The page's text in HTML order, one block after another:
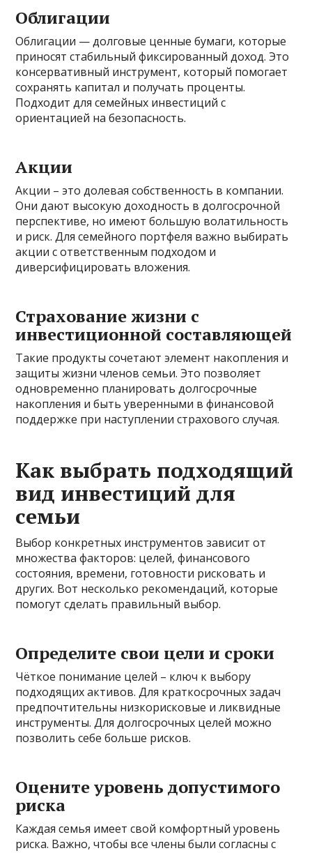
Облигации
Облигации — долговые ценные бумаги, которые
приносят стабильный фиксированный доход. Это
консервативный инструмент, который помогает
сохранять капитал и получать проценты.
Подходит для семейных инвестиций с
ориентацией на безопасность.
Акции
Акции – это долевая собственность в компании.
Они дают высокую доходность в долгосрочной
перспективе, но имеют большую волатильность
и риск. Для семейного портфеля важно выбирать
акции с ответственным подходом и
диверсифицировать вложения.
Страхование жизни с
инвестиционной составляющей
Такие продукты сочетают элемент накопления и
защиты жизни членов семьи. Это позволяет
одновременно планировать долгосрочные
накопления и быть уверенными в финансовой
поддержке при наступлении страхового случая.
Как выбрать подходящий
вид инвестиций для
семьи
Выбор конкретных инструментов зависит от
множества факторов: целей, финансового
состояния, времени, готовности рисковать и
других. Вот несколько рекомендаций, которые
помогут сделать правильный выбор.
Определите свои цели и сроки
Чёткое понимание целей – ключ к выбору
подходящих активов. Для краткосрочных задач
предпочтительны низкорисковые и ликвидные
инструменты. Для долгосрочных целей можно
позволить себе больше рисков.
Оцените уровень допустимого
риска
Каждая семья имеет свой комфортный уровень
риска. Важно, чтобы все члены были согласны с